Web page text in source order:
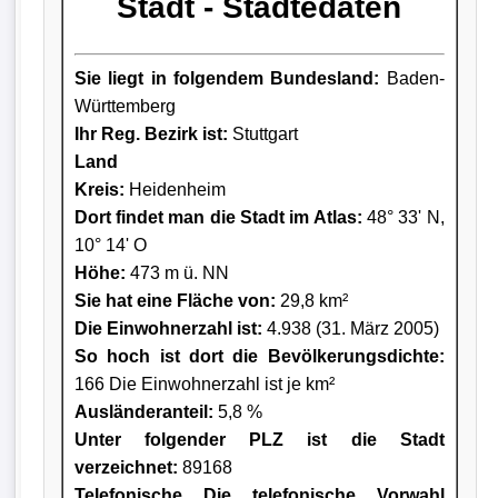
Stadt - Städtedaten
Sie liegt in folgendem Bundesland: Baden-
Württemberg
Ihr Reg. Bezirk ist: Stuttgart
Land
Kreis: Heidenheim
Dort findet man die Stadt im Atlas: 48° 33' N,
10° 14' O
Höhe: 473 m ü. NN
Sie hat eine Fläche von: 29,8 km²
Die Einwohnerzahl ist: 4.938 (31. März 2005)
So hoch ist dort die Bevölkerungsdichte:
166 Die Einwohnerzahl ist je km²
Ausländeranteil: 5,8 %
Unter folgender PLZ ist die Stadt
verzeichnet: 89168